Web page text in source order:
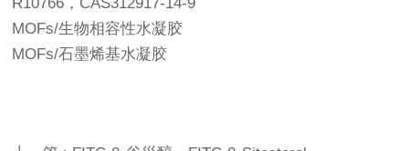
MOFs/生物相容性水凝胶
MOFs/石墨烯基水凝胶